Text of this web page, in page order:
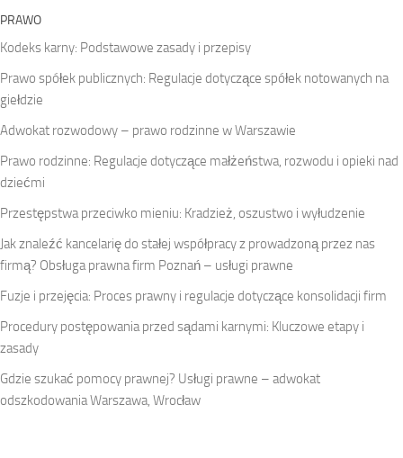
PRAWO
Kodeks karny: Podstawowe zasady i przepisy
Prawo spółek publicznych: Regulacje dotyczące spółek notowanych na
giełdzie
Adwokat rozwodowy – prawo rodzinne w Warszawie
Prawo rodzinne: Regulacje dotyczące małżeństwa, rozwodu i opieki nad
dziećmi
Przestępstwa przeciwko mieniu: Kradzież, oszustwo i wyłudzenie
Jak znaleźć kancelarię do stałej współpracy z prowadzoną przez nas
firmą? Obsługa prawna firm Poznań – usługi prawne
Fuzje i przejęcia: Proces prawny i regulacje dotyczące konsolidacji firm
Procedury postępowania przed sądami karnymi: Kluczowe etapy i
zasady
Gdzie szukać pomocy prawnej? Usługi prawne – adwokat
odszkodowania Warszawa, Wrocław